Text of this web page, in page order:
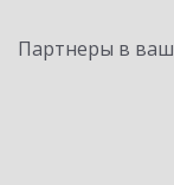
Партнеры в